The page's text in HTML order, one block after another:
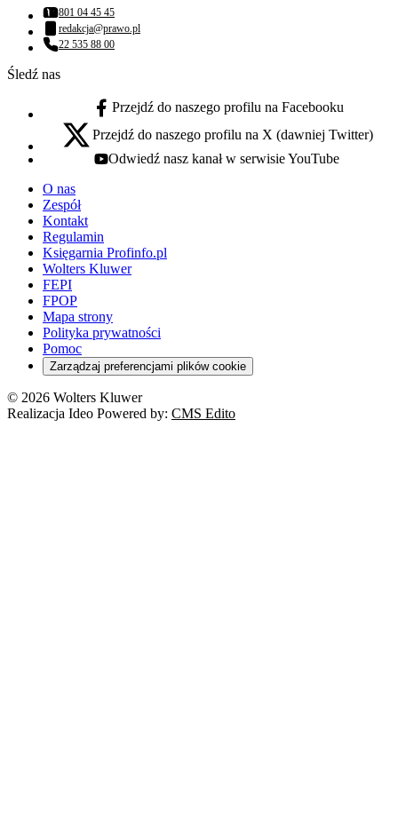
Numer telefonu:
801 04 45 45
Adres email:
redakcja@prawo.pl
Numer telefonu:
22 535 88 00
Śledź nas
facebook - otwiera się w nowej karcie
Przejdź do naszego profilu na Facebooku
x - otwiera się w nowej karcie
Przejdź do naszego profilu na X (dawniej Twitter)
youtube - otwiera się w nowej karcie
Odwiedź nasz kanał w serwisie YouTube
O nas
Zespół
Kontakt
Regulamin
Księgarnia Profinfo.pl
Wolters Kluwer
FEPI
FPOP
Mapa strony
Polityka prywatności
Pomoc
Zarządzaj preferencjami plików cookie
© 2026 Wolters Kluwer
Realizacja Ideo Powered by: CMS Edito